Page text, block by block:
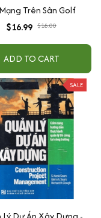
Trên Sân Golf
$16.99 $18.00
ADD TO CART
SALE